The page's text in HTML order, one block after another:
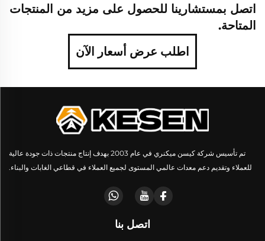
اتصل بمستشارينا للحصول على مزيد من المنتجات
المتاحة.
اطلب عرض أسعار الآن
تم تأسيس شركة كيسن ميكنري في عام 2003 بهدف إنتاج منتجات ذات جودة عالية
للعملاء وتقديم دعم معدات عالمي المستوى لجميع العملاء في قطاعي الغابات والبناء.
اتصل بنا